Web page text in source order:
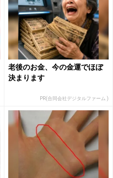
老後のお金、今の金運でほぼ
決まります
PR(合同会社デジタルファーム )